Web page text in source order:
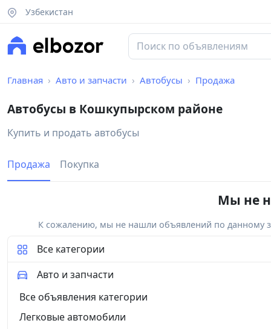
Узбекистан
Главная Авто и запчасти Автобусы Продажа
Автобусы в Кошкупырском районе
Купить и продать автобусы
Продажа Покупка
Мы не
К сожалению, мы не нашли объявлений по данному
Все категории
Авто и запчасти
Все объявления категории
Легковые автомобили